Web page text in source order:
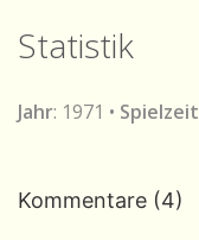
Statistik
Jahr: 1971 • Spielzeit
Kommentare (4)